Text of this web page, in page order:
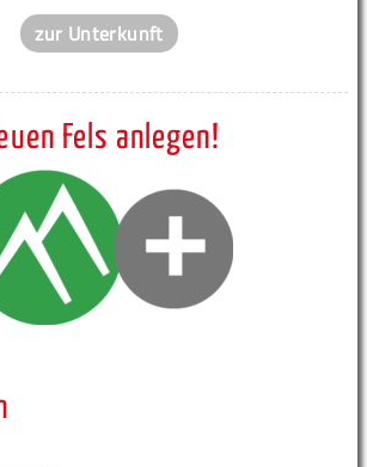
zur Unterkunft
Fels anlegen!